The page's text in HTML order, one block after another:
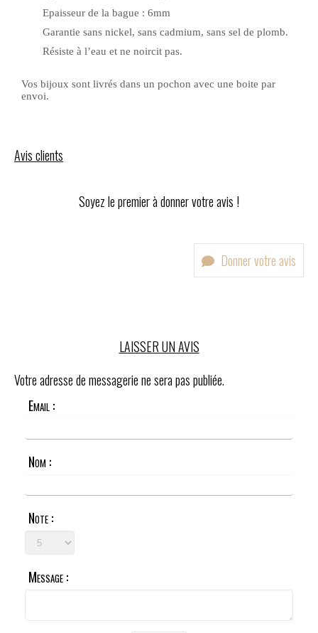
Epaisseur de la bague : 6mm
Garantie sans nickel, sans cadmium, sans sel de plomb.
Résiste à l’eau et ne noircit pas.
Vos bijoux sont livrés dans un pochon avec une boite par
envoi.
Avis clients
Soyez le premier à donner votre avis !
Donner votre avis
LAISSER UN AVIS
Votre adresse de messagerie ne sera pas publiée.
Email :
Nom :
Note :
Message :